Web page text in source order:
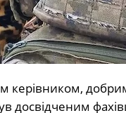
досвідченим